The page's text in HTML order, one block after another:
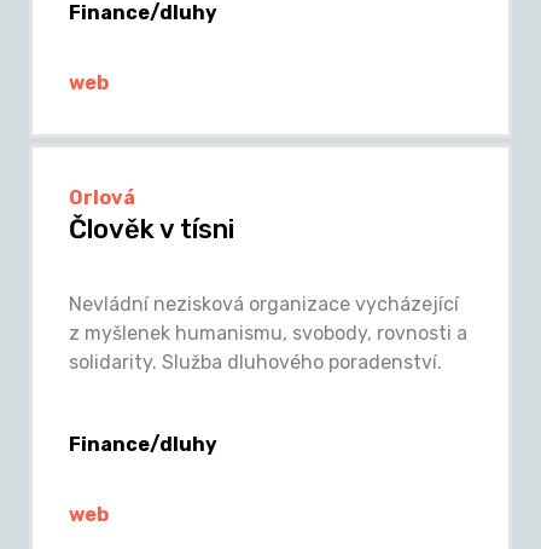
Finance/dluhy
web
Orlová
Člověk v tísni
Nevládní nezisková organizace vycházející
z myšlenek humanismu, svobody, rovnosti a
solidarity. Služba dluhového poradenství.
Finance/dluhy
web